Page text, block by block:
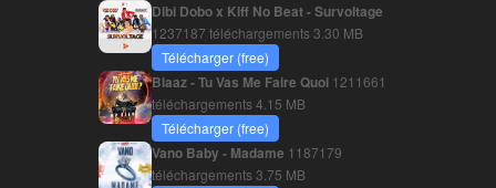
Dibi Dobo x Kiff No Beat - Survoltage
1237187 téléchargements3.30 MB
Télécharger (free)
Blaaz - Tu Vas Me Faire Quoi 1211661
téléchargements4.15 MB
Télécharger (free)
Vano Baby - Madame 1187179
téléchargements3.75 MB